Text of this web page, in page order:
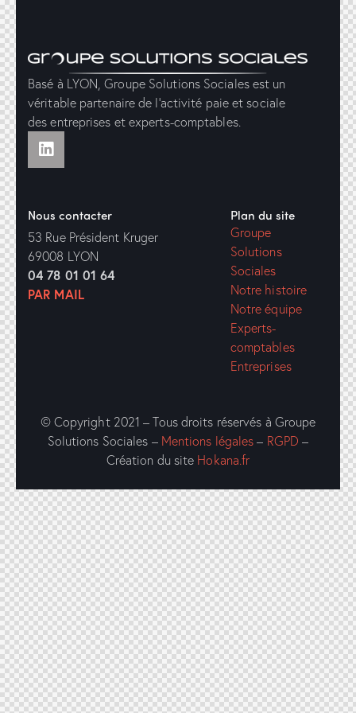
Basé à LYON, Groupe Solutions Sociales est un
véritable partenaire de l’activité paie et sociale
des entreprises et experts-comptables.
Nous contacter
53 Rue Président Kruger
69008 LYON
04 78 01 01 64
PAR MAIL
Plan du site
Groupe
Solutions
Sociales
Notre histoire
Notre équipe
Experts-
comptables
Entreprises
© Copyright 2021 – Tous droits réservés à Groupe
Solutions Sociales – Mentions légales– RGPD –
Création du site Hokana.fr